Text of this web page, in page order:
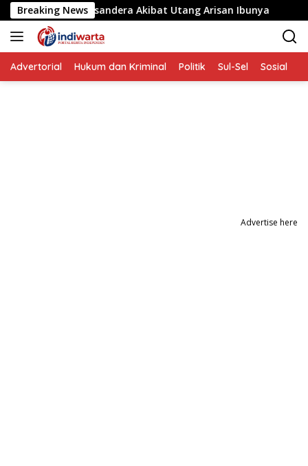
Langsung
ke
konten
Breaking News
yang Disandera Akibat Utang Arisan Ibunya Aksi
Advertorial Hukum dan Kriminal Politik Sul-Sel Sosial
Advertise here